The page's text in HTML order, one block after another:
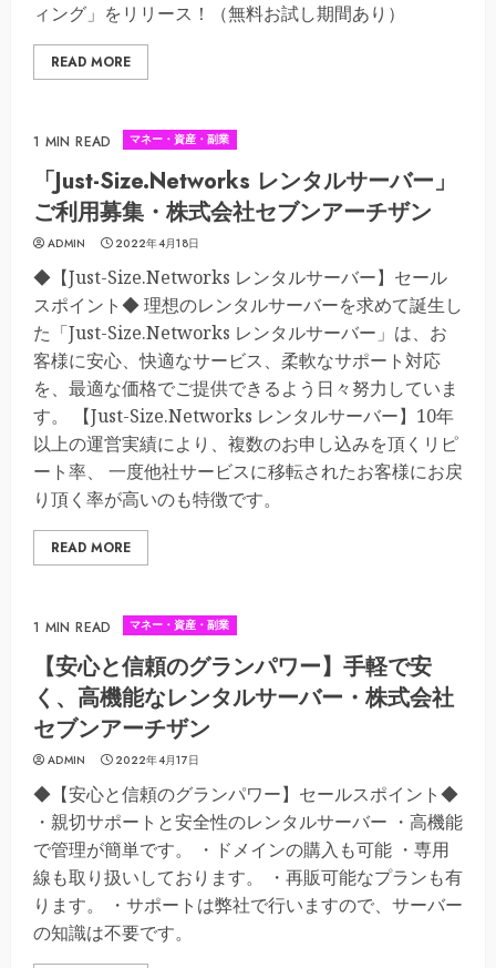
ィング」をリリース！（無料お試し期間あり）
READ MORE
1 MIN READ マネー・資産・副業
「Just-Size.Networks レンタルサーバー」
ご利用募集・株式会社セブンアーチザン
ADMIN 2022年4月18日
◆【Just-Size.Networks レンタルサーバー】セール
スポイント◆ 理想のレンタルサーバーを求めて誕生し
た「Just-Size.Networks レンタルサーバー」は、お
客様に安心、快適なサービス、柔軟なサポート対応
を、最適な価格でご提供できるよう日々努力していま
す。 【Just-Size.Networks レンタルサーバー】10年
以上の運営実績により、複数のお申し込みを頂くリピ
ート率、 一度他社サービスに移転されたお客様にお戻
り頂く率が高いのも特徴です。
READ MORE
1 MIN READ マネー・資産・副業
【安心と信頼のグランパワー】手軽で安
く、高機能なレンタルサーバー・株式会社
セブンアーチザン
ADMIN 2022年4月17日
◆【安心と信頼のグランパワー】セールスポイント◆
・親切サポートと安全性のレンタルサーバー ・高機能
で管理が簡単です。 ・ドメインの購入も可能 ・専用
線も取り扱いしております。 ・再販可能なプランも有
ります。 ・サポートは弊社で行いますので、サーバー
の知識は不要です。